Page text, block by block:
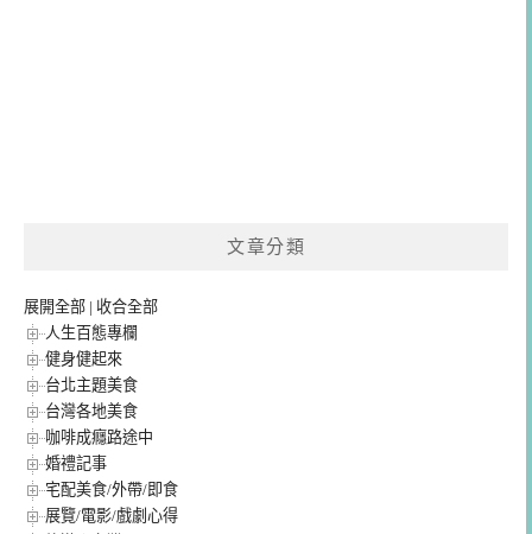
文章分類
展開全部 | 收合全部
人生百態專欄
健身健起來
台北主題美食
台灣各地美食
咖啡成癮路途中
婚禮記事
宅配美食/外帶/即食
展覽/電影/戲劇心得